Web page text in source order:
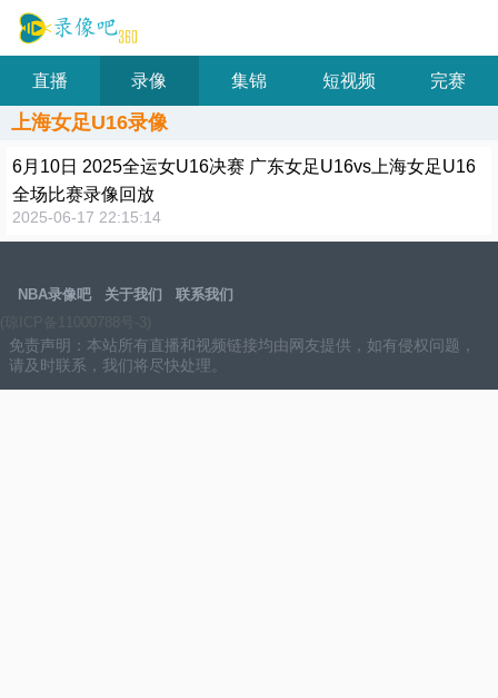
直播 录像 集锦 短视频 完赛
上海女足U16录像
6月10日 2025全运女U16决赛 广东女足U16vs上海女足U16
全场比赛录像回放
2025-06-17 22:15:14
NBA录像吧 关于我们
联系我们
免责声明：本站所有直播和视频链接均由网友提供，如有侵权问题，
请及时联系，我们将尽快处理。